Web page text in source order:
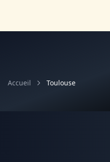
Accueil Toulouse